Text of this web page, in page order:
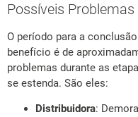
Possíveis
O período para a
benefício é de
problemas durante as
se estenda. São eles:
Distribuidora: